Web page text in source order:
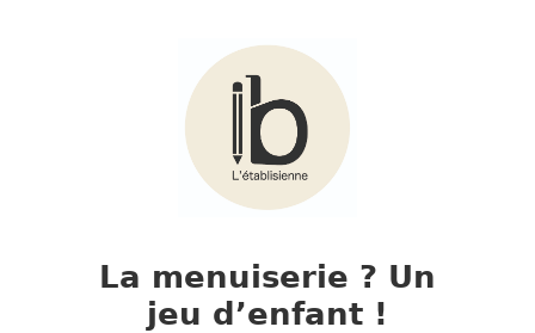
La menuiserie ? Un
jeu d’enfant !